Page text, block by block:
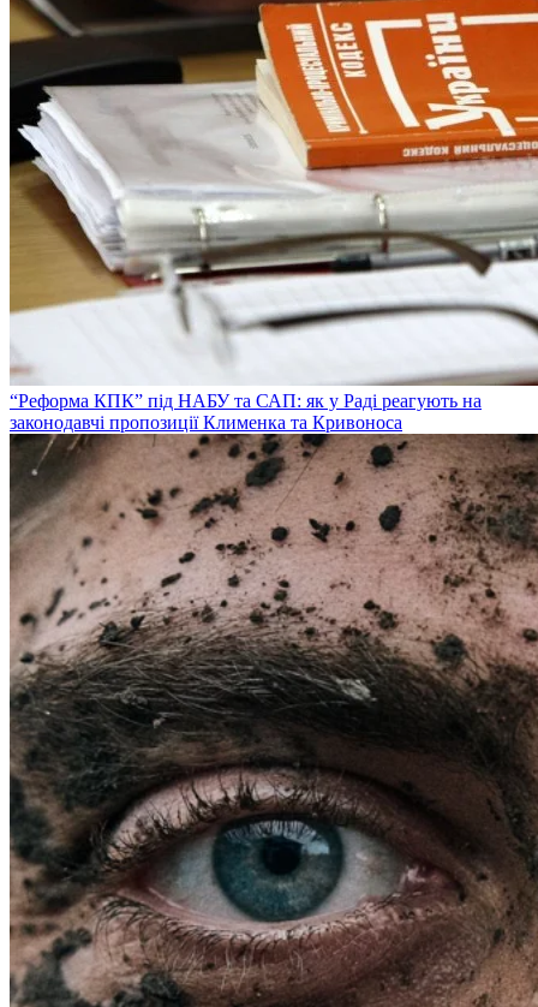
“Реформа КПК” під НАБУ та САП: як у Раді реагують на
законодавчі пропозиції Клименка та Кривоноса